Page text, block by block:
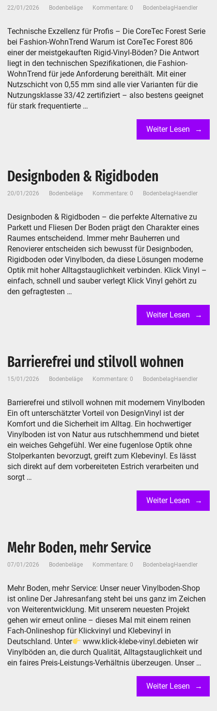
22/01/2026 Bodenbeläge Kommentare: 0 BodenbelagHaendler
Technische Exzellenz für Profis – Die CoreTec Forest Serie
bei Fashion-WohnTrend Warum ist CoreTec Forest 806
einer der meistgekauften Rigid-Vinyl-Böden? Die Antwort
liegt in den technischen Spezifikationen, die Fashion-
WohnTrend für jede Anforderung bereithält. Mit einer
Nutzschicht von 0,55 mm sind alle vier Varianten für die
Nutzungsklasse 33/42 zertifiziert – also bestens geeignet
für stark frequentierte …
Weiter Lesen
Designboden & Rigidboden
20/01/2026 Bodenbeläge Kommentare: 0 BodenbelagHaendler
Designboden & Rigidboden – die perfekte Alternative zu
Parkett und Fliesen Der Boden prägt den Charakter eines
Raumes entscheidend. Immer mehr Bauherren und
Renovierer entscheiden sich bewusst für Designboden,
Rigidboden oder Vinylboden, da diese Lösungen moderne
Optik mit hoher Alltagstauglichkeit verbinden. Klick Vinyl –
einfach, schnell und sauber verlegt Klick Vinyl gehört zu
den gefragtesten …
Weiter Lesen
Barrierefrei und stilvoll wohnen
15/01/2026 Bodenbeläge Kommentare: 0 BodenbelagHaendler
Barrierefrei und stilvoll wohnen mit modernem Vinylboden
Ein oft unterschätzter Vorteil von DesignVinyl ist der
Komfort und die Sicherheit im Alltag. Ein hochwertiger
Vinylboden ist von Natur aus rutschhemmend und bietet
ein weiches Gehgefühl. Wer eine fugenlose Optik ohne
Stolperkanten bevorzugt, greift zum Klebevinyl. Es lässt
sich direkt auf dem vorbereiteten Estrich verarbeiten und
sorgt …
Weiter Lesen
Mehr Boden, mehr Service
07/01/2026 Bodenbeläge Kommentare: 0 BodenbelagHaendler
Mehr Boden, mehr Service: Unser neuer Vinylboden-Shop
ist online Der Jahresanfang steht bei uns ganz im Zeichen
von Weiterentwicklung. Mit unserem neuesten Projekt
gehen wir erneut online – dieses Mal mit einem reinen
Fach-Onlineshop für Klickvinyl und Klebevinyl in
Deutschland. Unter
www.klick-klebe-vinyl.debieten wir
Vinylböden an, die durch Qualität, Alltagstauglichkeit und
ein faires Preis-Leistungs-Verhältnis überzeugen. Unser …
Weiter Lesen